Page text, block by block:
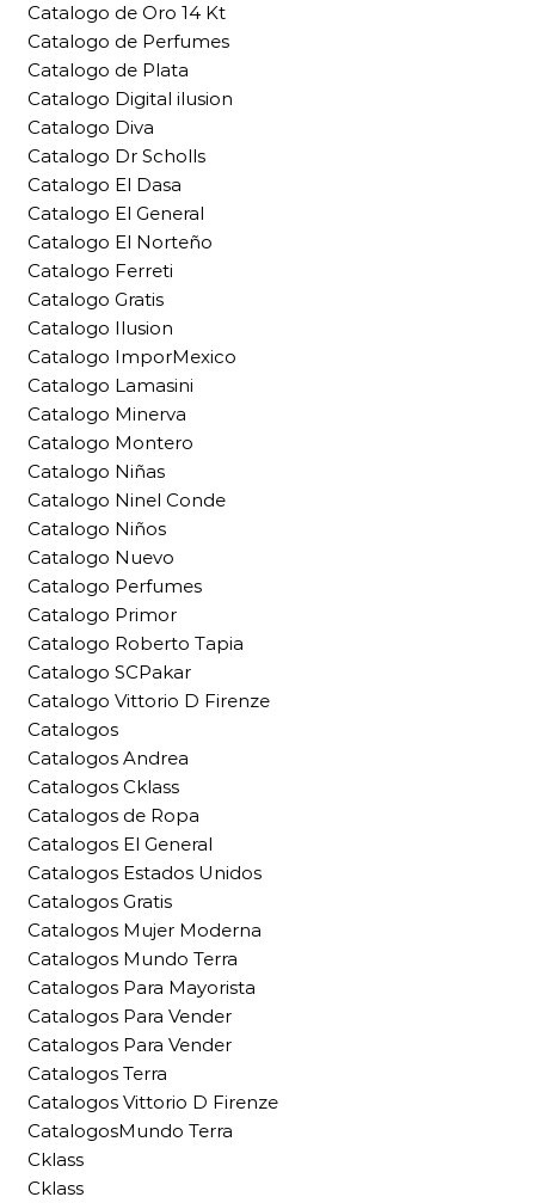
Catalogo de Oro 14 Kt
Catalogo de Perfumes
Catalogo de Plata
Catalogo Digital ilusion
Catalogo Diva
Catalogo Dr Scholls
Catalogo El Dasa
Catalogo El General
Catalogo El Norteño
Catalogo Ferreti
Catalogo Gratis
Catalogo Ilusion
Catalogo ImporMexico
Catalogo Lamasini
Catalogo Minerva
Catalogo Montero
Catalogo Niñas
Catalogo Ninel Conde
Catalogo Niños
Catalogo Nuevo
Catalogo Perfumes
Catalogo Primor
Catalogo Roberto Tapia
Catalogo SCPakar
Catalogo Vittorio D Firenze
Catalogos
Catalogos Andrea
Catalogos Cklass
Catalogos de Ropa
Catalogos El General
Catalogos Estados Unidos
Catalogos Gratis
Catalogos Mujer Moderna
Catalogos Mundo Terra
Catalogos Para Mayorista
Catalogos Para Vender
Catalogos Para Vender
Catalogos Terra
Catalogos Vittorio D Firenze
CatalogosMundo Terra
Cklass
Cklass